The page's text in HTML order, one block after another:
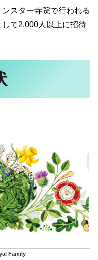
スター寺院で行われる
て2,000人以上に招待
Family